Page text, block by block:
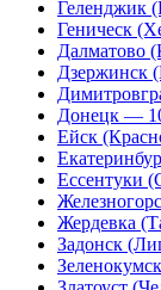
Геленджик
Геническ
Далматово
Дзержинск
Донецк —
Ейск
Ессентуки
Жердевка
Задонск